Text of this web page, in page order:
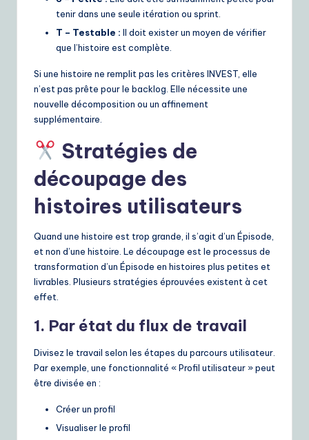
tenir dans une seule itération ou sprint.
T – Testable : Il doit exister un moyen de vérifier
que l’histoire est complète.
Si une histoire ne remplit pas les critères INVEST, elle
n’est pas prête pour le backlog. Elle nécessite une
nouvelle décomposition ou un affinement
supplémentaire.
Stratégies de
découpage des
histoires utilisateurs
Quand une histoire est trop grande, il s’agit d’un Épisode,
et non d’une histoire. Le découpage est le processus de
transformation d’un Épisode en histoires plus petites et
livrables. Plusieurs stratégies éprouvées existent à cet
effet.
1. Par état du flux de travail
Divisez le travail selon les étapes du parcours utilisateur.
Par exemple, une fonctionnalité « Profil utilisateur » peut
être divisée en :
Créer un profil
Visualiser le profil